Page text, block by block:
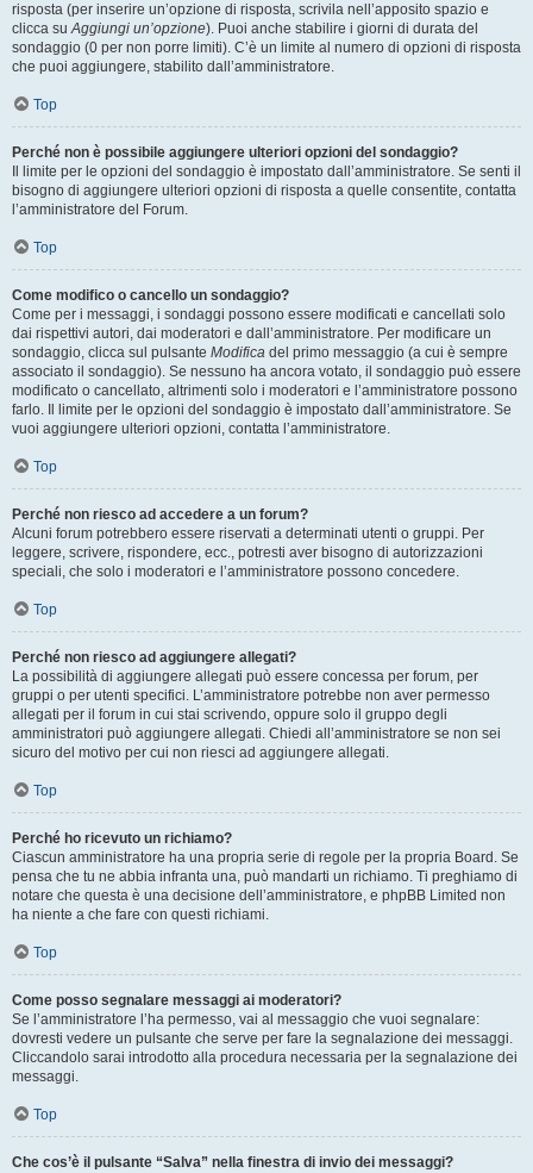
risposta (per inserire un’opzione di risposta, scrivila nell’apposito spazio e
clicca suAggiungi un’opzione). Puoi anche stabilire i giorni di durata del
sondaggio (0 per non porre limiti). C’è un limite al numero di opzioni di risposta
che puoi aggiungere, stabilito dall’amministratore.
Top
Perché non è possibile aggiungere ulteriori opzioni del sondaggio?
Il limite per le opzioni del sondaggio è impostato dall’amministratore. Se senti il
bisogno di aggiungere ulteriori opzioni di risposta a quelle consentite, contatta
l’amministratore del Forum.
Top
Come modifico o cancello un sondaggio?
Come per i messaggi, i sondaggi possono essere modificati e cancellati solo
dai rispettivi autori, dai moderatori e dall’amministratore. Per modificare un
sondaggio, clicca sul pulsante Modifica del primo messaggio (a cui è sempre
associato il sondaggio). Se nessuno ha ancora votato, il sondaggio può essere
modificato o cancellato, altrimenti solo i moderatori e l’amministratore possono
farlo. Il limite per le opzioni del sondaggio è impostato dall’amministratore. Se
vuoi aggiungere ulteriori opzioni, contatta l’amministratore.
Top
Perché non riesco ad accedere a un forum?
Alcuni forum potrebbero essere riservati a determinati utenti o gruppi. Per
leggere, scrivere, rispondere, ecc., potresti aver bisogno di autorizzazioni
speciali, che solo i moderatori e l’amministratore possono concedere.
Top
Perché non riesco ad aggiungere allegati?
La possibilità di aggiungere allegati può essere concessa per forum, per
gruppi o per utenti specifici. L’amministratore potrebbe non aver permesso
allegati per il forum in cui stai scrivendo, oppure solo il gruppo degli
amministratori può aggiungere allegati. Chiedi all’amministratore se non sei
sicuro del motivo per cui non riesci ad aggiungere allegati.
Top
Perché ho ricevuto un richiamo?
Ciascun amministratore ha una propria serie di regole per la propria Board. Se
pensa che tu ne abbia infranta una, può mandarti un richiamo. Ti preghiamo di
notare che questa è una decisione dell’amministratore, e phpBB Limited non
ha niente a che fare con questi richiami.
Top
Come posso segnalare messaggi ai moderatori?
Se l’amministratore l’ha permesso, vai al messaggio che vuoi segnalare:
dovresti vedere un pulsante che serve per fare la segnalazione dei messaggi.
Cliccandolo sarai introdotto alla procedura necessaria per la segnalazione dei
messaggi.
Top
Che cos’è il pulsante “Salva” nella finestra di invio dei messaggi?